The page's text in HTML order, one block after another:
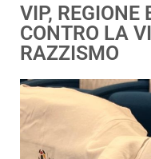
VIP, REGIONE
CONTRO LA
RAZZISMO